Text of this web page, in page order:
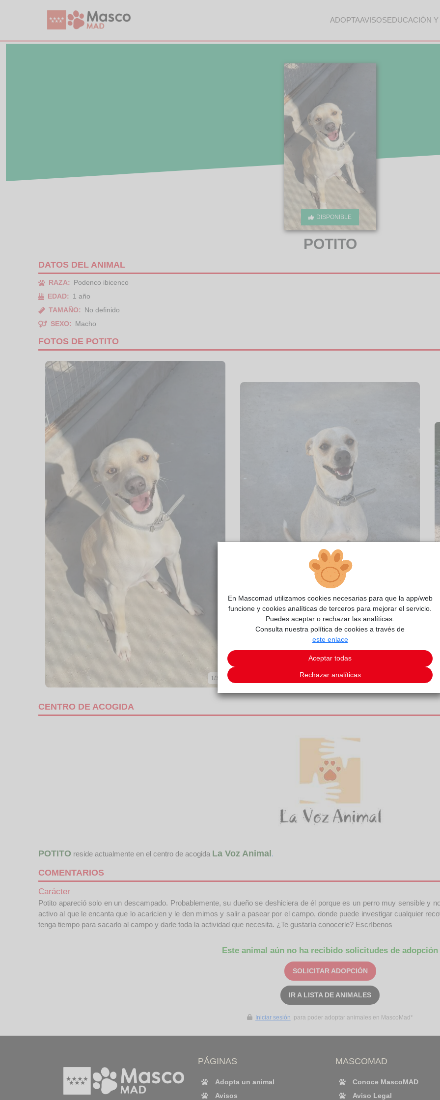
ADOPTAAVISOSEDUCACIÓN
DISPONIBLE
POTITO
DATOS DEL ANIMAL
RAZA:
Podenco ibicenco
EDAD:
1 año
TAMAÑO:
No definido
SEXO:
Macho
FOTOS DE POTITO
1/3
CENTRO DE ACOGIDA
POTITO reside actualmente en el centro de acogida La Voz Animal.
COMENTARIOS
Carácter
Potito apareció solo en un descampado. Probablemente, su dueño se deshiciera de él porque es un perro muy sensible y
activo al que le encanta que lo acaricien y le den mimos y salir a pasear por el campo, donde puede investigar cualquier
tenga tiempo para sacarlo al campo y darle toda la actividad que necesita. ¿Te gustaría conocerle? Escríbenos
Este animal aún no ha recibido solicitudes de adopción
SOLICITAR ADOPCIÓN
IR A LISTA DE ANIMALES
Iniciar sesión para poder adoptar animales en MascoMad*
PÁGINAS
Adopta un animal
Avisos
MASCOMAD
Conoce MascoMAD
Aviso Legal
En Mascomad utilizamos cookies necesarias para que la app/web
funcione y cookies analíticas de terceros para mejorar el servicio.
Puedes aceptar o rechazar las analíticas.
Consulta nuestra política de cookies a través de
este enlace
Aceptar todas
Rechazar analíticas